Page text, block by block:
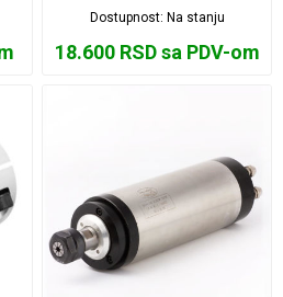
Dostupnost: Na stanju
18.600 RSD sa PDV-om